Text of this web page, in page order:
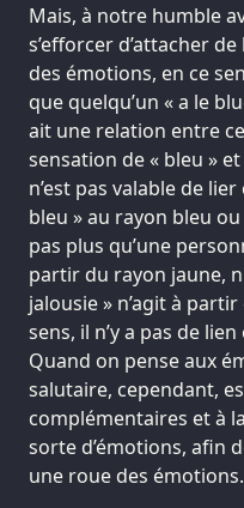
Mais, à notre humble
s’efforcer d’attacher
des émotions, en ce
que quelqu’un « a le
ait une relation entre
sensation de « bleu »
n’est pas valable de
bleu » au rayon bleu
pas plus qu’une
partir du rayon jaune,
jalousie » n’agit à
sens, il n’y a pas de
Quand on pense aux
salutaire, cependant,
complémentaires et à
sorte d’émotions, afin
une roue des émotions.